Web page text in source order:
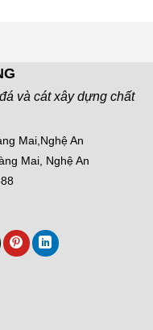
và cát xây dựng chất
Mai,Nghệ An
Mai, Nghệ An